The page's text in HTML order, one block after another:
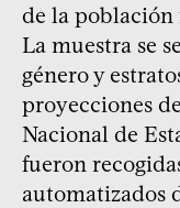
de la población
La muestra se
género y
proyecciones
Nacional de
fueron
automatizados